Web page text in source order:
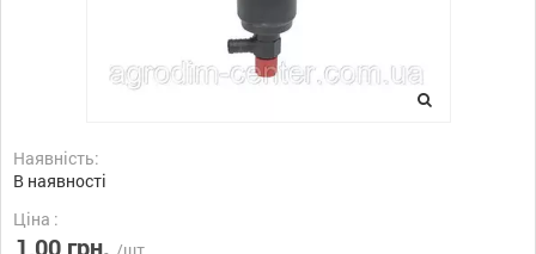
Наявність:
В наявності
Ціна :
1,00 грн.